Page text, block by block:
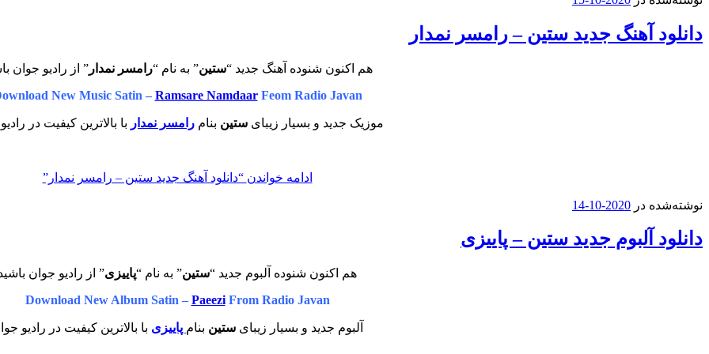
دانلود آهنگ جدید ستین – رامسر نمدار
هم اکنون شنوده آهنگ جدید “ستین” به نام “رامسر نمدار ” از رادیو جوان
New Music Satin – Ramsare NamdaarFeom Radio Javan
موزیک جدید و بسیار زیبای ستین بنام رامسر نمدار با بالاترین کیفیت در
ادامه خواندن “دانلود آهنگ جدید ستین – رامسر نمدار”
نوشته‌شده در 2020-10-14
دانلود آلبوم جدید ستین – پاییزی
هم اکنون شنوده آلبوم جدید “ستین” به نام “پاییزی” از رادیو جوان
Download New Album Satin – PaeeziFrom Radio Javan
آلبوم جدید و بسیار زیبای ستین بنام پاییزی با بالاترین کیفیت در رادیو